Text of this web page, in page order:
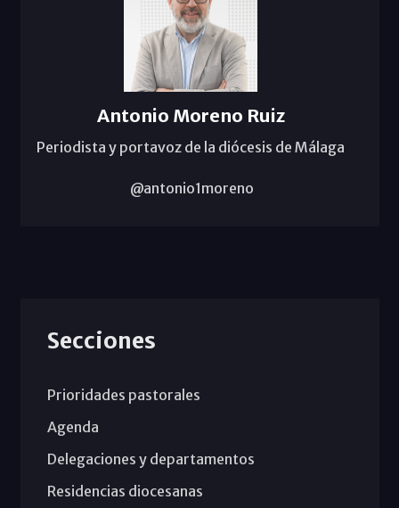
Antonio Moreno Ruiz
Periodista y portavoz de la diócesis de Málaga
@antonio1moreno
Secciones
Prioridades pastorales
Agenda
Delegaciones y departamentos
Residencias diocesanas